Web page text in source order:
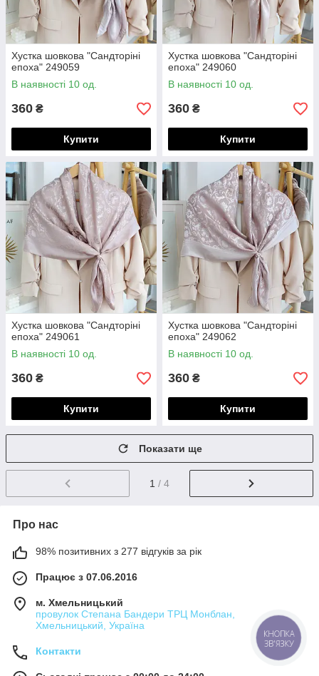
Хустка шовкова "Сандторіні
епоха" 249059
В наявності 10 од.
360 ₴
Купити
Хустка шовкова "Сандторіні
епоха" 249060
В наявності 10 од.
360 ₴
Купити
Хустка шовкова "Сандторіні
епоха" 249061
В наявності 10 од.
360 ₴
Купити
Хустка шовкова "Сандторіні
епоха" 249062
В наявності 10 од.
360 ₴
Купити
Показати ще
1 / 4
Про нас
98% позитивних з 277 відгуків за рік
Працює з 07.06.2016
м. Хмельницький
провулок Степана Бандери ТРЦ Монблан,
Хмельницький, Україна
Контакти
КНОПКА
ЗВ'ЯЗКУ